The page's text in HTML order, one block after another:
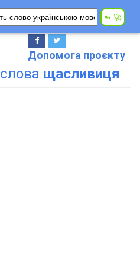
Допомога проєкту
слова щасливиця